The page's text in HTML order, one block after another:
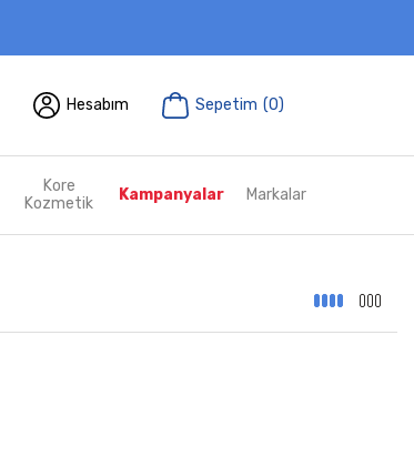
Hesabım Sepetim (0)
Kore
Kozmetik
Kampanyalar Markalar